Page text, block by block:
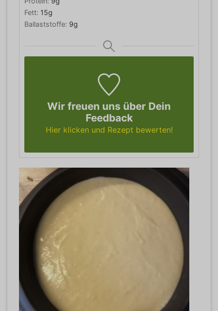
Fett: 15g
Ballaststoffe: 9g
Wir freuen uns über Dein
Feedback
Hier klicken und Rezept bewerten!